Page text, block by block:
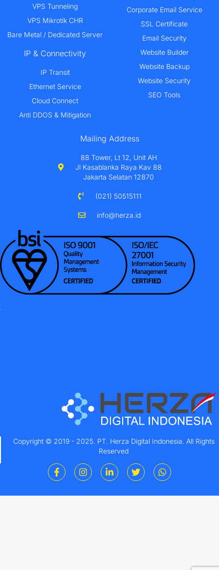
VPS Tunneling
VPS Mikrotik CHR
Bare Metal / Dedicated Server
IP & Connectivity
IP Transit
Ethernet Service
Cloud Connect
Anti DDOS & Mitigation
Corporate Email Service
SSL Certificate
Email Security
Website Builder
Website Backup
Website Security
SEO Tools
Mailing Address
88 Tower, Lt 12, Unit AH
Jl Kasablanka Raya Kav 88
Jakarta Selatan 12870
(021) 50515111
info@herza.id
Copyright © 2019 - 2025. PT. Herza Digital Indonesia. All Rights
Reserved